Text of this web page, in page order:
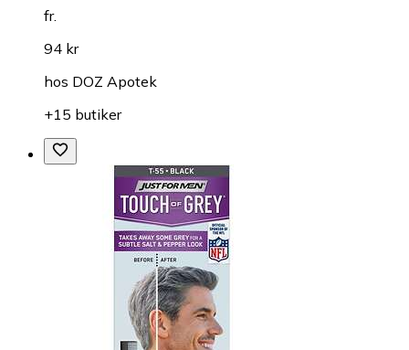
fr.
94 kr
hos DOZ Apotek
+15 butiker